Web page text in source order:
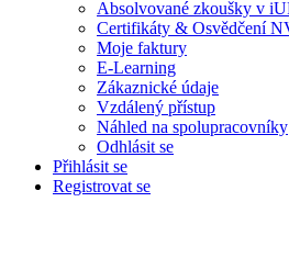
Absolvované zkoušky v
Certifikáty & Osvědčení
Moje faktury
E-Learning
Zákaznické údaje
Vzdálený přístup
Náhled na spolupracovníky
Odhlásit se
Přihlásit se
Registrovat se